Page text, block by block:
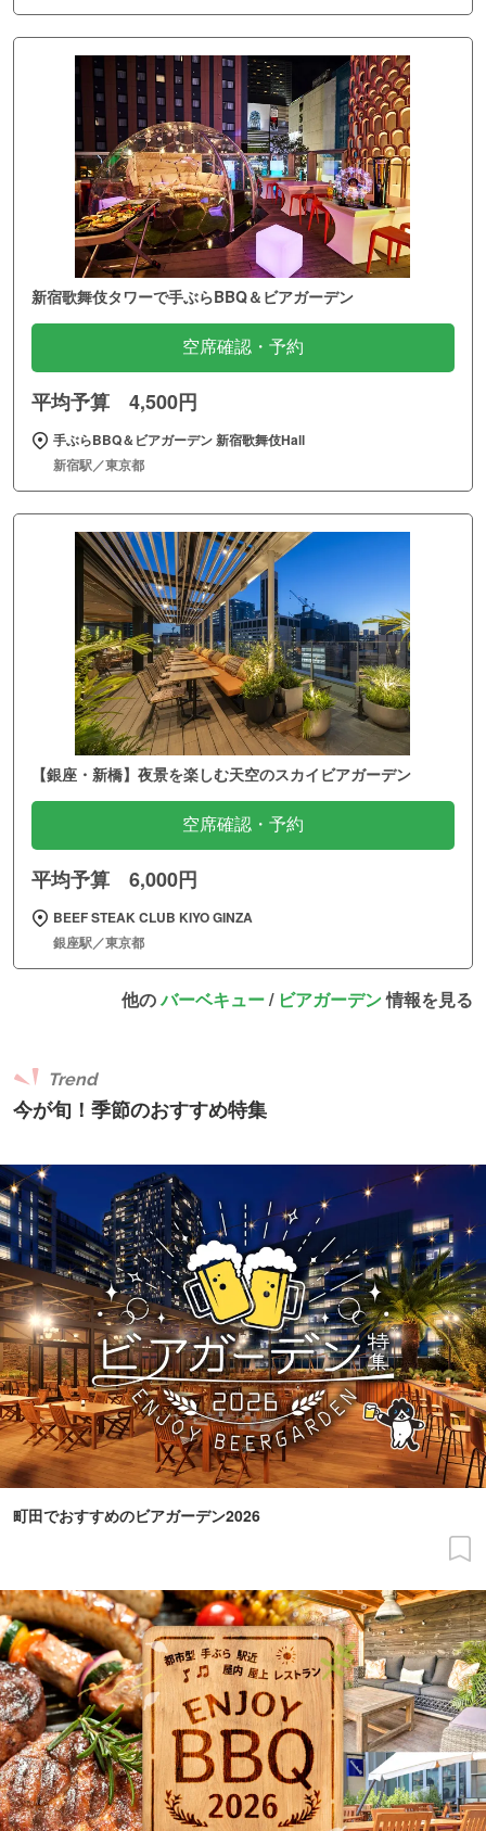
新宿歌舞伎タワーで手ぶらBBQ＆ビアガーデン
空席確認・予約
平均予算 4,500円
手ぶらBBQ＆ビアガーデン 新宿歌舞伎Hall
新宿駅／東京都
【銀座・新橋】夜景を楽しむ天空のスカイビアガーデン
空席確認・予約
平均予算 6,000円
BEEF STEAK CLUB KIYO GINZA
銀座駅／東京都
他のバーベキュー/ ビアガーデン情報を見る
今が旬！季節のおすすめ特集
Trend
町田でおすすめのビアガーデン2026